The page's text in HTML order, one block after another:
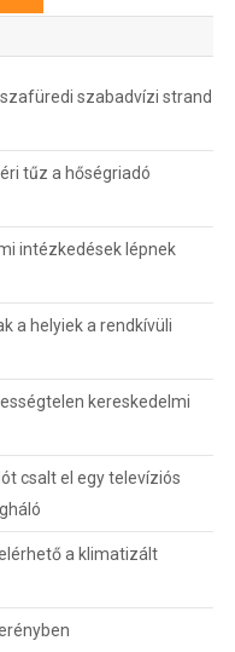
szabadvízi strand
tűz a hőségriadó
intézkedések lépnek
a helyiek a rendkívüli
kereskedelmi
csalt el egy televíziós
a klimatizált